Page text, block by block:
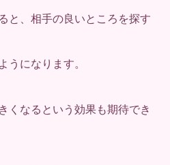
と、相手の良いところを探す
うになります。
くなるという効果も期待でき